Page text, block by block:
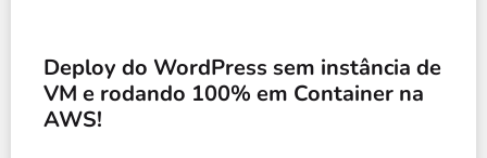
Deploy do WordPress sem instância de
VM e rodando 100% em Container na
AWS!